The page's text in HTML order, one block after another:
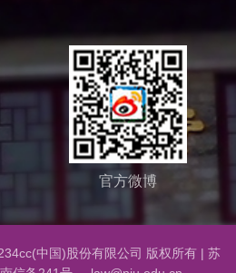
官方微博
中国)股份有限公司 版权所有 | 苏